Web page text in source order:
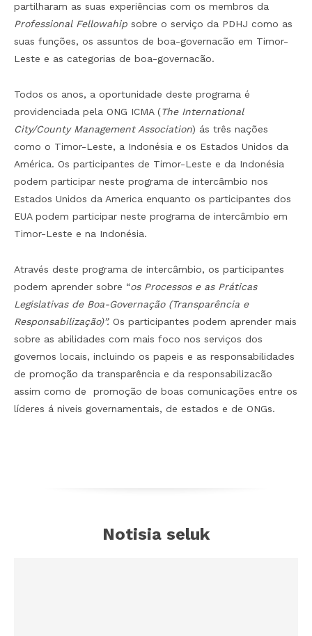
partilharam as suas experiências com os membros da
Professional Fellowahip sobre o serviço da PDHJ como as
suas funções, os assuntos de boa-governacão em Timor-
Leste e as categorias de boa-governacão.
Todos os anos, a oportunidade deste programa é
providenciada pela ONG ICMA (The International
City/County Management Association) ás três nações
como o Timor-Leste, a Indonésia e os Estados Unidos da
América. Os participantes de Timor-Leste e da Indonésia
podem participar neste programa de intercâmbio nos
Estados Unidos da America enquanto os participantes dos
EUA podem participar neste programa de intercâmbio em
Timor-Leste e na Indonésia.
Através deste programa de intercâmbio, os participantes
podem aprender sobre “os Processos e as Práticas
Legislativas de Boa-Governação (Transparência e
Responsabilização)”. Os participantes podem aprender mais
sobre as abilidades com mais foco nos serviços dos
governos locais, incluindo os papeis e as responsabilidades
de promoção da transparência e da responsabilizacão
assim como de promoção de boas comunicações entre os
líderes á niveis governamentais, de estados e de ONGs.
Notisia seluk